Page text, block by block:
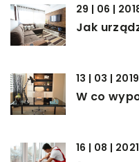
29 | 06 |
Jak
13 | 03 | 2019
W co
16 | 08 | 2021